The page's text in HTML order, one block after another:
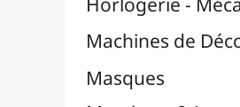
Serviettes
Sublimation
Supports en Cercles